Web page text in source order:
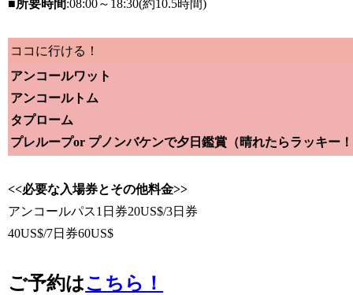
■所要時間:08:00～18:30(約10.5時間)
ココに行ける！
アンコールワット
アンコールトム
タプローム
プレループor プノンバケンで夕日鑑賞（晴れたらラッキー
<<必要な入場券とその他料金>>
アンコールパス1日券20US$/3日券
40US$/7日券60US$
ご予約はこちら！